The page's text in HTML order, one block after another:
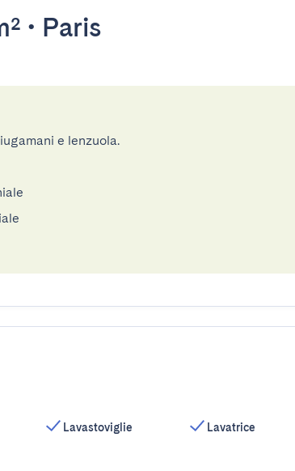
• Paris
e lenzuola.
Lavastoviglie Lavatrice